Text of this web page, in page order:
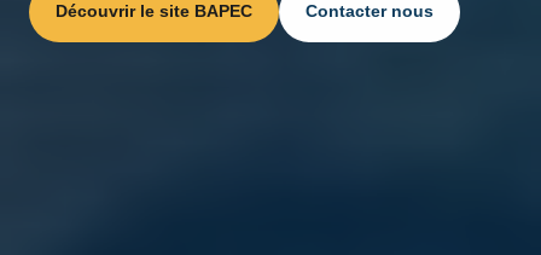
Découvrir le site BAPEC Contacter nous